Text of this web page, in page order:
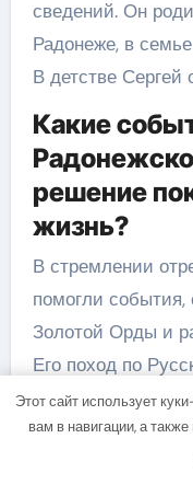
сведений. Он
Радонеже, в
В детстве Сергей
Какие
решение
жизнь?
В стремлении
помогли
Золотой Орды и
Его поход по
решимость
жизнь служению
Какими
Этот сайт использует
вам в навигации, а